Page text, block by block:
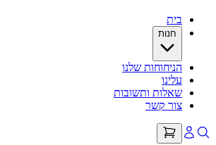
בית
חנות
הניחוחות שלנו
עלינו
שאלות ותשובות
צור קשר